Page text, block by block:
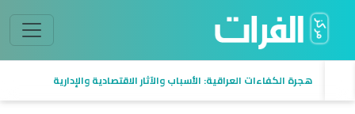
هجرة الكفاءات العراقية: الأسباب والآثار الاقتصادية والإدارية